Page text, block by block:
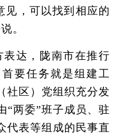
，可以找到相应的
。
达，陇南市在推行
要任务就是组建工
社区）党组织充分发
“两委”班子成员、驻
代表等组成的民事直